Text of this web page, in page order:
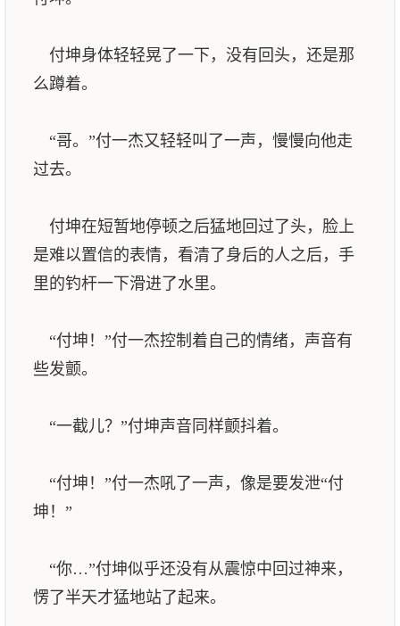
付坤身体轻轻晃了一下，没有回头，还是那
么蹲着。
“哥。”付一杰又轻轻叫了一声，慢慢向他走
过去。
付坤在短暂地停顿之后猛地回过了头，脸上
是难以置信的表情，看清了身后的人之后，手
里的钓杆一下滑进了水里。
“付坤！”付一杰控制着自己的情绪，声音有
些发颤。
“一截儿？”付坤声音同样颤抖着。
“付坤！”付一杰吼了一声，像是要发泄“付
坤！”
“你…”付坤似乎还没有从震惊中回过神来，
愣了半天才猛地站了起来。